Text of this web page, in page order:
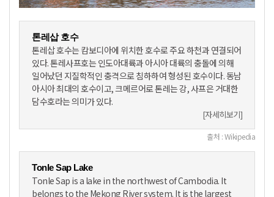
톤레삽 호수
톤레삽 호수는 캄보디아에 위치한 호수로 주요 하천과 연결되어
있다. 톤레사프호는 인도아대륙과 아시아 대륙의 충돌에 의해
일어났던 지질학적인 충격으로 침하하여 형성된 호수이다. 동남
아시아 최대의 호수이고, 크메르어로 톤레는 강, 사프은 거대한
담수호라는 의미가 있다.
[자세히보기]
출처 : Wikipedia
Tonle Sap Lake
Tonle Sap is a lake in the northwest of Cambodia. It
belongs to the Mekong River system. It is the largest